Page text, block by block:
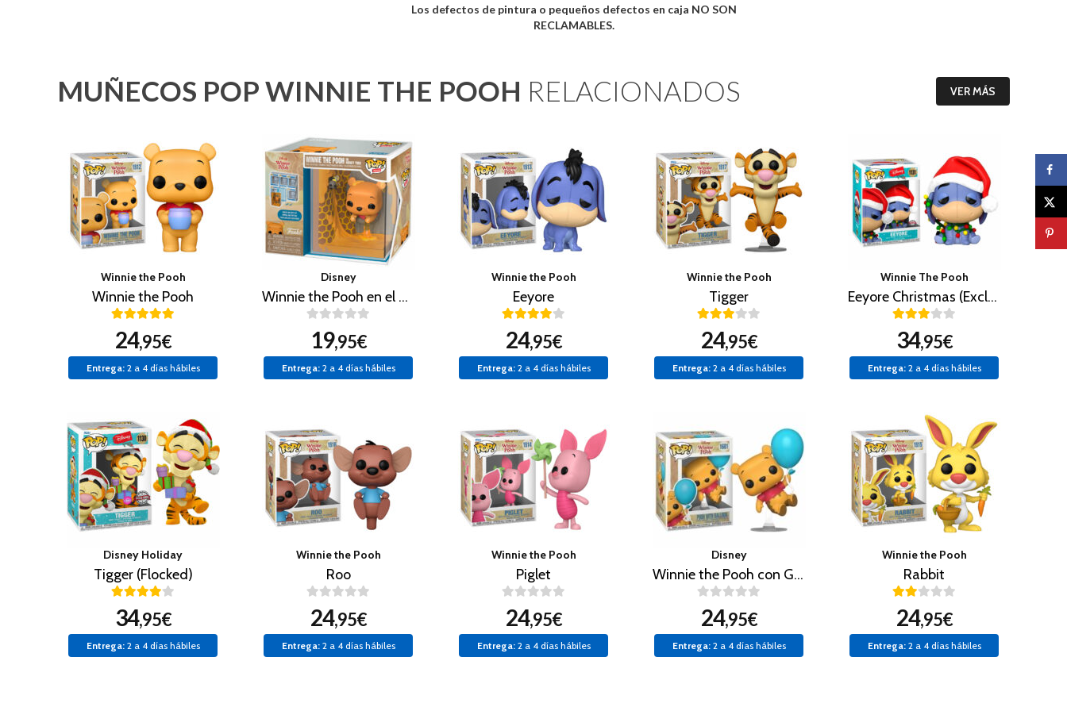
Los defectos de pintura o pequeños defectos en caja NO SON
RECLAMABLES.
MUÑECOS POP WINNIE THE POOH RELACIONADOS VER MÁS
Winnie the Pooh
Winnie the Pooh
24,95€
Entrega:2 a 4 días hábiles
Disney
Winnie the Pooh en el árbol de la miel (Nooks)
19,95€
Entrega:2 a 4 días hábiles
Winnie the Pooh
Eeyore
24,95€
Entrega:2 a 4 días hábiles
Winnie the Pooh
Tigger
24,95€
Entrega:2 a 4 días hábiles
Winnie The Pooh
Eeyore Christmas (Exclusivo)
34,95€
Entrega:2 a 4 días hábiles
Disney Holiday
Tigger (Flocked)
34,95€
Entrega:2 a 4 días hábiles
Winnie the Pooh
Roo
24,95€
Entrega:2 a 4 días hábiles
Winnie the Pooh
Piglet
24,95€
Entrega:2 a 4 días hábiles
Disney
Winnie the Pooh con Globo
24,95€
Entrega:2 a 4 días hábiles
Winnie the Pooh
Rabbit
24,95€
Entrega:2 a 4 días hábiles